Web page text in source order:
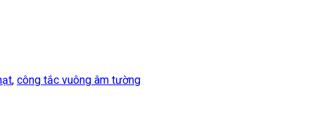
, công tắc vuông âm tường